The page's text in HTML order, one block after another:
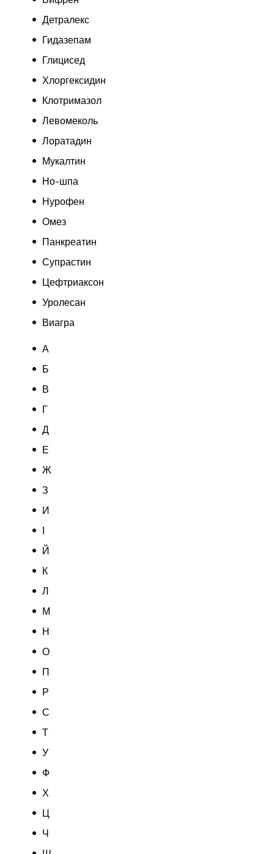
Детралекс
Гидазепам
Глицисед
Хлоргексидин
Клотримазол
Левомеколь
Лоратадин
Мукалтин
Но-шпа
Нурофен
Омез
Панкреатин
Супрастин
Цефтриаксон
Уролесан
Виагра
А
Б
В
Г
Д
Е
Ж
З
И
І
Й
К
Л
М
Н
О
П
Р
С
Т
У
Ф
Х
Ц
Ч